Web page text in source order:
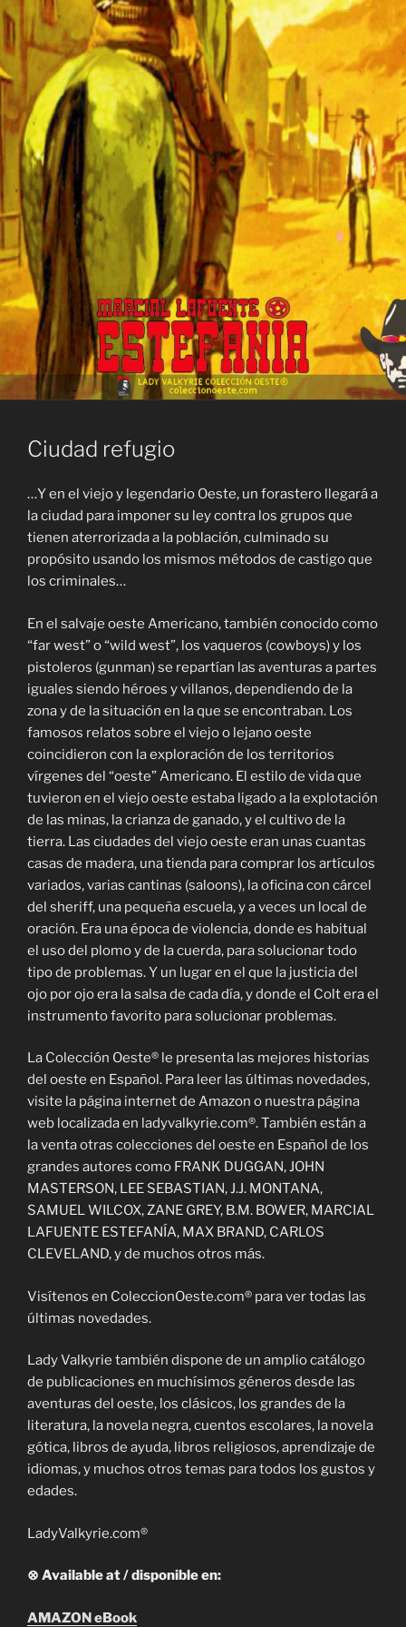
Ciudad refugio
…Y en el viejo y legendario Oeste, un forastero llegará a
la ciudad para imponer su ley contra los grupos que
tienen aterrorizada a la población, culminado su
propósito usando los mismos métodos de castigo que
los criminales…
En el salvaje oeste Americano, también conocido como
“far west” o “wild west”, los vaqueros (cowboys) y los
pistoleros (gunman) se repartían las aventuras a partes
iguales siendo héroes y villanos, dependiendo de la
zona y de la situación en la que se encontraban. Los
famosos relatos sobre el viejo o lejano oeste
coincidieron con la exploración de los territorios
vírgenes del “oeste” Americano. El estilo de vida que
tuvieron en el viejo oeste estaba ligado a la explotación
de las minas, la crianza de ganado, y el cultivo de la
tierra. Las ciudades del viejo oeste eran unas cuantas
casas de madera, una tienda para comprar los artículos
variados, varias cantinas (saloons), la oficina con cárcel
del sheriff, una pequeña escuela, y a veces un local de
oración. Era una época de violencia, donde es habitual
el uso del plomo y de la cuerda, para solucionar todo
tipo de problemas. Y un lugar en el que la justicia del
ojo por ojo era la salsa de cada día, y donde el Colt era el
instrumento favorito para solucionar problemas.
La Colección Oeste® le presenta las mejores historias
del oeste en Español. Para leer las últimas novedades,
visite la página internet de Amazon o nuestra página
web localizada en ladyvalkyrie.com®. También están a
la venta otras colecciones del oeste en Español de los
grandes autores como FRANK DUGGAN, JOHN
MASTERSON, LEE SEBASTIAN, J.J. MONTANA,
SAMUEL WILCOX, ZANE GREY, B.M. BOWER, MARCIAL
LAFUENTE ESTEFANÍA, MAX BRAND, CARLOS
CLEVELAND, y de muchos otros más.
Visítenos en ColeccionOeste.com® para ver todas las
últimas novedades.
Lady Valkyrie también dispone de un amplio catálogo
de publicaciones en muchísimos géneros desde las
aventuras del oeste, los clásicos, los grandes de la
literatura, la novela negra, cuentos escolares, la novela
gótica, libros de ayuda, libros religiosos, aprendizaje de
idiomas, y muchos otros temas para todos los gustos y
edades.
LadyValkyrie.com®
⊗ Available at / disponible en:
AMAZON eBook